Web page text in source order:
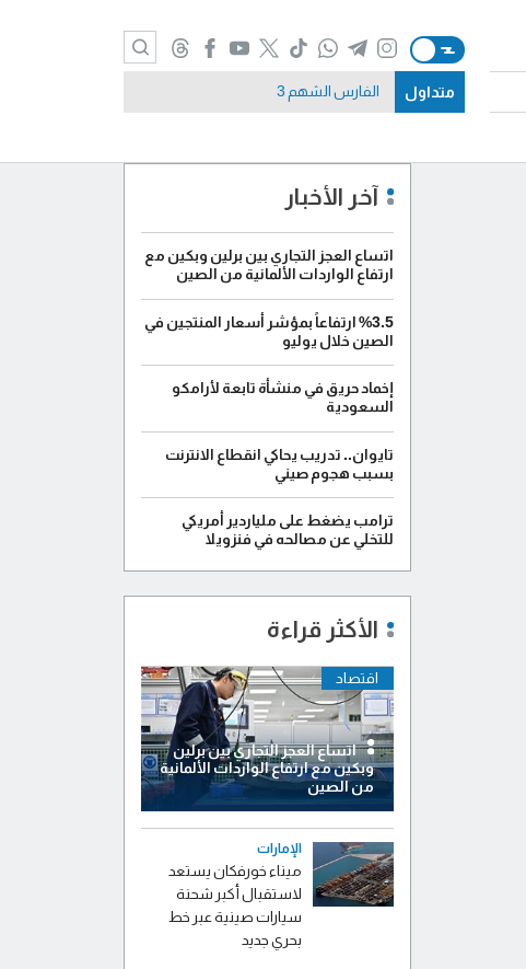
متداول الفارس الشهم 3
آخر الأخبار
اتساع العجز التجاري بين برلين وبكين مع
ارتفاع الواردات الألمانية من الصين
%3.5 ارتفاعاً بمؤشر أسعار المنتجين في
الصين خلال يوليو
إخماد حريق في منشأة تابعة لأرامكو
السعودية
تايوان.. تدريب يحاكي انقطاع الانترنت
بسبب هجوم صيني
ترامب يضغط على ملياردير أمريكي
للتخلي عن مصالحه في فنزويلا
الأكثر قراءة
اقتصاد
اتساع العجز التجاري بين برلين
وبكين مع ارتفاع الواردات الألمانية
من الصين
الإمارات
ميناء خورفكان يستعد
لاستقبال أكبر شحنة
سيارات صينية عبر خط
بحري جديد